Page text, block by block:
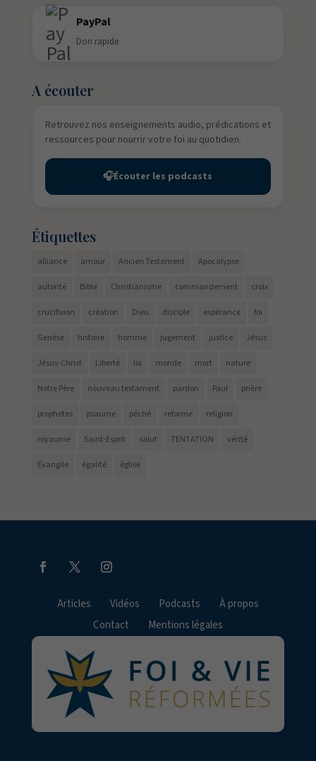
PayPal
Don rapide
A écouter
Retrouvez nos enseignements audio, prédications et
ressources pour nourrir votre foi au quotidien.
🎧Écouter les podcasts
Étiquettes
alliance amour Ancien Testament Apocalypse
autorité Bible Christianisme commandement croix
crucifixion création Dieu disciple espérance foi
Genèse histoire homme jugement justice Jésus
Jésus-Christ Liberté loi monde mort nature
Notre Père nouveau testament pardon Paul prière
prophetes psaume péché reforme religion
royaume Saint-Esprit salut TENTATION vérité
Évangile égalité église
Articles Vidéos Podcasts
À propos
Contact
Mentions légales